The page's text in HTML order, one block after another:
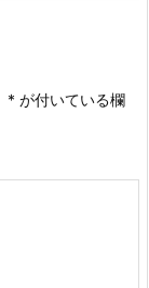
* が付いている欄